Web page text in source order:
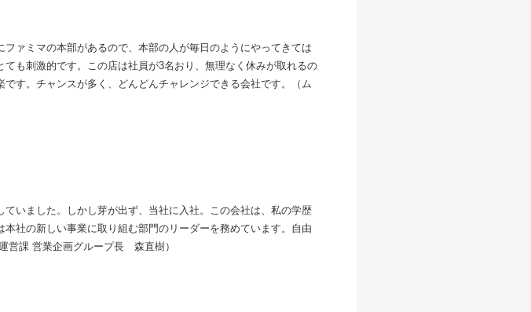
ァミマの本部があるので、本部の人が毎日のようにやってきては
も刺激的です。この店は社員が3名おり、無理なく休みが取れるの
す。チャンスが多く、どんどんチャレンジできる会社です。（ム
いました。しかし芽が出ず、当社に入社。この会社は、私の学歴
社の新しい事業に取り組む部門のリーダーを務めています。自由
営課 営業企画グループ長 森直樹）